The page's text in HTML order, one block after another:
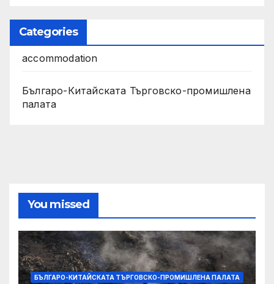
Categories
accommodation
Българо-Китайската Търговско-промишлена
палата
You missed
БЪЛГАРО-КИТАЙСКАТА ТЪРГОВСКО-ПРОМИШЛЕНА ПАЛАТА